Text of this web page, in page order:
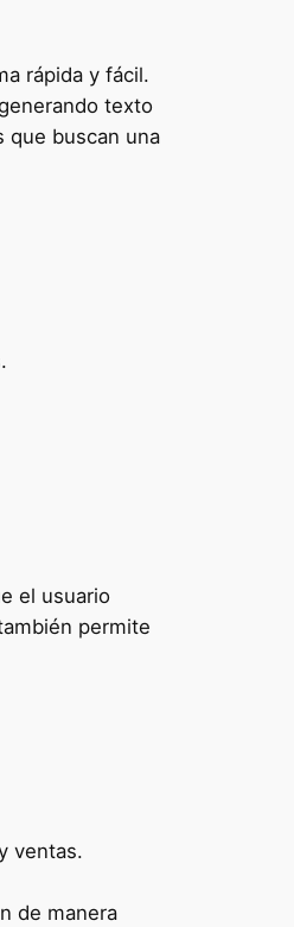
rápida y fácil.
texto
que buscan una
el usuario
permite
ventas.
de manera